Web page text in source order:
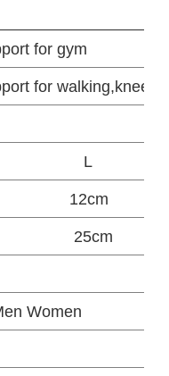
for gym
for walking,knee
L
12cm
25cm
Women